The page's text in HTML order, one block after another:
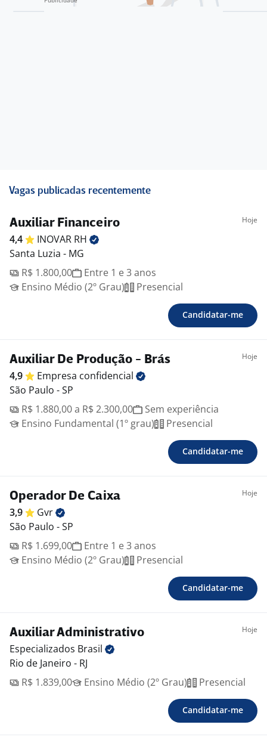
Vagas publicadas recentemente
Auxiliar Financeiro Hoje
4,4 INOVAR RH
Santa Luzia - MG
R$ 1.800,00
Entre 1 e 3 anos
Ensino Médio (2º Grau)
Presencial
Candidatar-me
Auxiliar De Produção - Brás Hoje
4,9 Empresa confidencial
São Paulo - SP
R$ 1.880,00 a R$ 2.300,00
Sem experiência
Ensino Fundamental (1º grau)
Presencial
Candidatar-me
Operador De Caixa Hoje
3,9
Gvr
São Paulo - SP
R$ 1.699,00
Entre 1 e 3 anos
Ensino Médio (2º Grau)
Presencial
Candidatar-me
Auxiliar Administrativo Hoje
Especializados Brasil
Rio de Janeiro - RJ
R$ 1.839,00
Ensino Médio (2º Grau) Presencial
Candidatar-me